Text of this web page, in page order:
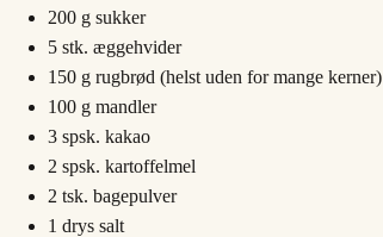
200 g sukker
5 stk. æggehvider
150 g rugbrød (helst uden for mange kerner)
100 g mandler
3 spsk. kakao
2 spsk. kartoffelmel
2 tsk. bagepulver
1 drys salt